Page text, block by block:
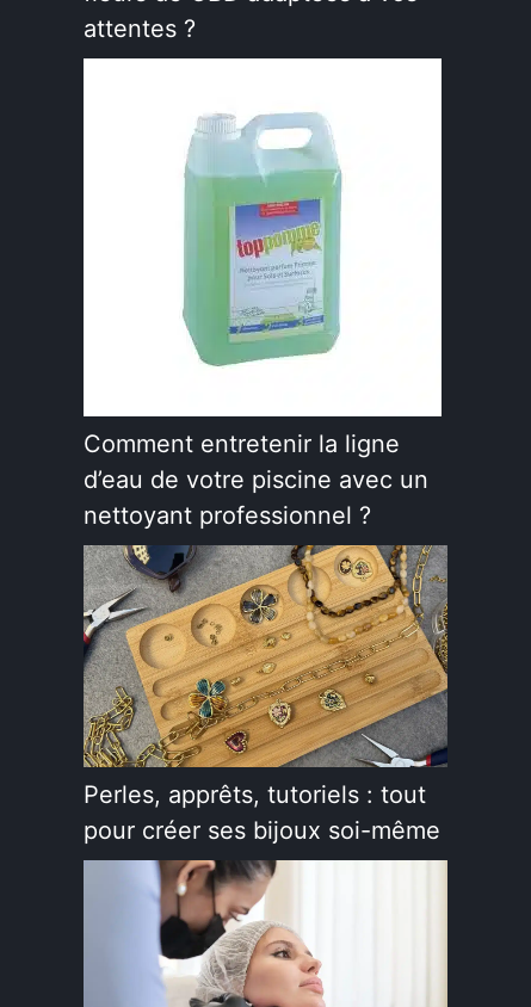
attentes ?
Comment entretenir la ligne
d’eau de votre piscine avec un
nettoyant professionnel ?
Perles, apprêts, tutoriels : tout
pour créer ses bijoux soi-même